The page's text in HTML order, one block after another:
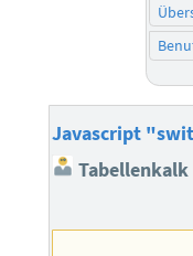
Javascript
Tabellenkalk